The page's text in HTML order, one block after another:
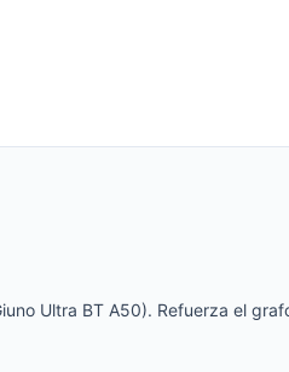
Ultra BT A50). Refuerza el